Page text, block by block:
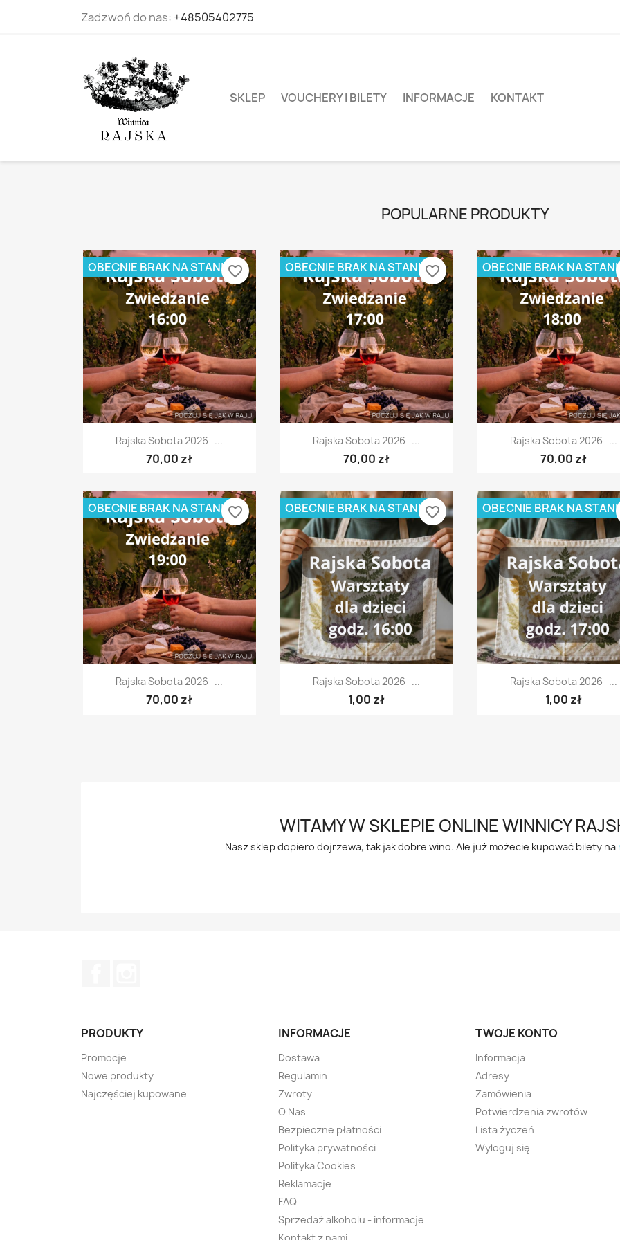
Zadzwoń do nas: +48505402775
SKLEP VOUCHERY I BILETY INFORMACJE KONTAKT
POPULARNE PRODUKTY
Szybki podgląd
Rajska Sobota 2026 -...
70,00 zł
OBECNIE BRAK NA STANIEfavorite_border
Szybki podgląd
Rajska Sobota 2026 -...
70,00 zł
OBECNIE BRAK NA STANIEfavorite_border
Szybki podgląd
Rajska Sobota 2026 -...
70,00 zł
OBECNIE BRAK NA
Szybki podgląd
Rajska Sobota 2026 -...
70,00 zł
OBECNIE BRAK NA STANIEfavorite_border
Szybki podgląd
Rajska Sobota 2026 -...
1,00 zł
OBECNIE BRAK NA STANIEfavorite_border
Szybki podgląd
Rajska Sobota 2026 -...
1,00 zł
OBECNIE BRAK NA
WITAMY W SKLEPIE ONLINE WINNICY
Nasz sklep dopiero dojrzewa, tak jak dobre wino. Ale już możecie kupować bilety na
PRODUKTY
Promocje
Nowe produkty
Najczęściej kupowane
INFORMACJE
Dostawa
Regulamin
Zwroty
O Nas
Bezpieczne płatności
Polityka prywatności
Polityka Cookies
Reklamacje
FAQ
Sprzedaż alkoholu - informacje
Kontakt z nami
TWOJE KONTO
Informacja
Adresy
Zamówienia
Potwierdzenia zwrotów
Lista życzeń
Wyloguj się